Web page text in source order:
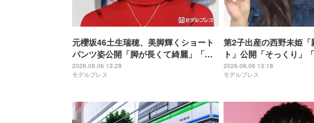
元櫻坂46土生瑞穂、美脚輝くショート
パンツ姿公開「脚が長くて綺麗」「ス
タイル抜群」と反響
2026.08.06 13:29
モデルプレス
第2子出産の西野未姫「
ト」公開「そっくり」
ん」と反響
2026.08.06 13:18
モデルプレス